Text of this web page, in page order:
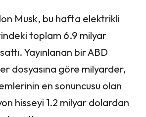
Musk, bu hafta elektrikli
toplam 6.9 milyar
Yayınlanan bir ABD
dosyasına göre milyarder,
en sonuncusu olan
hisseyi 1.2 milyar dolardan